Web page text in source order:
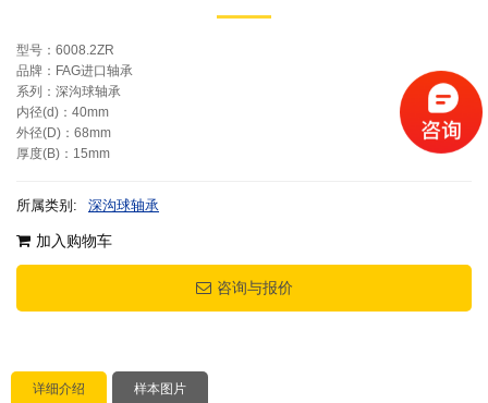
型号：6008.2ZR
品牌：FAG进口轴承
系列：深沟球轴承
内径(d)：40mm
外径(D)：68mm
厚度(B)：15mm
所属类别: 深沟球轴承
加入购物车
咨询与报价
详细介绍 样本图片